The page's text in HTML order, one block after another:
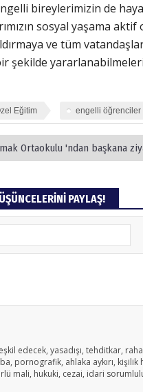
bireylerimizin de
sosyal yaşama aktif
ve tüm
şekilde
Eğitim engelli öğrenciler
Ortaokulu 'ndan başkana
PAYLAŞ!
edecek, yasadışı, tehditkar,
pornografik, ahlaka aykırı,
mali, hukuki, cezai, idari